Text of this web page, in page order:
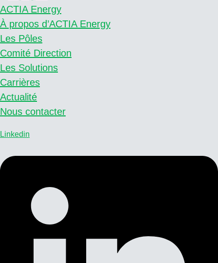
ACTIA Energy
À propos d’ACTIA Energy
Les Pôles
Comité Direction
Les Solutions
Carrières
Actualité
Nous contacter
Linkedin